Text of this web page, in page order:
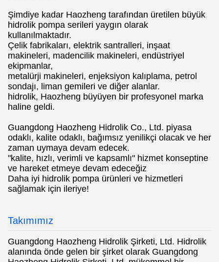
Şimdiye kadar Haozheng tarafından üretilen büyük
hidrolik pompa serileri yaygın olarak
kullanılmaktadır.
Çelik fabrikaları, elektrik santralleri, inşaat
makineleri, madencilik makineleri, endüstriyel
ekipmanlar,
metalürji makineleri, enjeksiyon kalıplama, petrol
sondajı, liman gemileri ve diğer alanlar.
hidrolik, Haozheng büyüyen bir profesyonel marka
haline geldi.
Guangdong Haozheng Hidrolik Co., Ltd. piyasa
odaklı, kalite odaklı, bağımsız yenilikçi olacak ve her
zaman uymaya devam edecek.
"kalite, hızlı, verimli ve kapsamlı" hizmet konseptine
ve hareket etmeye devam edeceğiz
Daha iyi hidrolik pompa ürünleri ve hizmetleri
sağlamak için ileriye!
Takımımız
Guangdong Haozheng Hidrolik Şirketi, Ltd. Hidrolik
alanında önde gelen bir şirket olarak Guangdong